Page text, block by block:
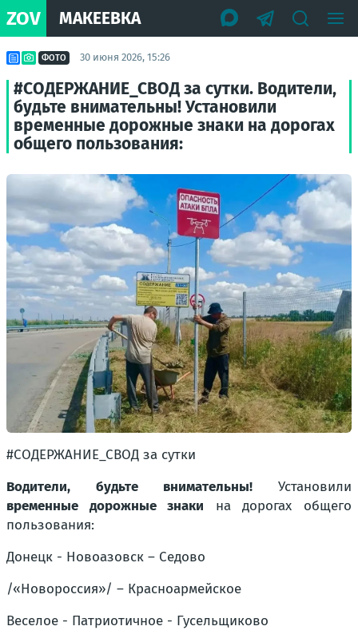
ZOV МАКЕЕВКА
ФОТО 30 июня 2026, 15:26
#СОДЕРЖАНИЕ_СВОД за сутки. Водители,
будьте внимательны! Установили
временные дорожные знаки на дорогах
общего пользования:
#СОДЕРЖАНИЕ_СВОД за сутки
Водители, будьте внимательны! Установили
временные дорожные знаки на дорогах общего
пользования:
Донецк - Новоазовск – Седово
/«Новороссия»/ – Красноармейское
Веселое - Патриотичное - Гусельщиково